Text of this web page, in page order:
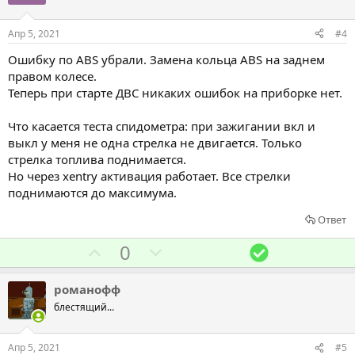
с
в
а
т
з
а
с
в
а
т
п
р
т
Апр 5, 2021 #4
Ошибку по ABS убрали. Замена кольца ABS на заднем
правом колесе.
Теперь при старте ДВС никаких ошибок на приборке нет.
Что касается теста спидометра: при зажигании вкл и
выкл у меня не одна стрелка не двигается. Только
стрелка топлива поднимается.
Но через xentry активация работает. Все стрелки
поднимаются до максимума.
Ответ
о
л
о
с
0
о
с
Р
е
н
романофф
блестящий...
Апр 5, 2021 #5